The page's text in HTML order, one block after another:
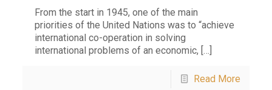
From the start in 1945, one of the main
priorities of the United Nations was to “achieve
international co-operation in solving
international problems of an economic, […]
Read More